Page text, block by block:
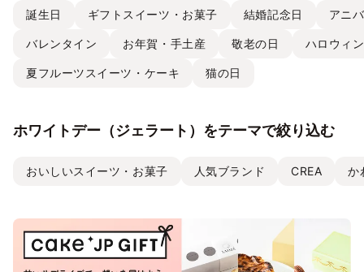
誕生日 ギフトスイーツ・お菓子 結婚記念日 アニ
バレンタイン お年賀・手土産 敬老の日 ハロウィン
夏フルーツスイーツ・ケーキ 猫の日
ホワイトデー（ジェラート）をテーマで絞り込む
おいしいスイーツ・お菓子 人気ブランド CREA か